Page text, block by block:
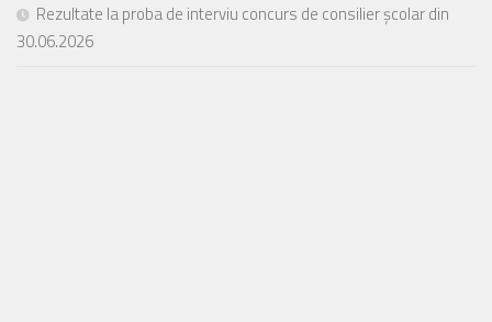
Rezultate la proba de interviu concurs de consilier școlar din
30.06.2026